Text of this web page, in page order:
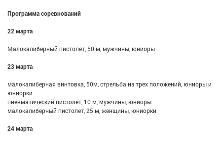
Программа соревнований
22 марта
Малокалиберный пистолет, 50 м, мужчины, юниоры
23 марта
малокалиберная винтовка, 50м, стрельба из трех положений, юниоры и
юниорки
пневматический пистолет, 10 м, мужчины, юниоры
малокалиберный пистолет, 25 м, женщины, юниорки
24 марта